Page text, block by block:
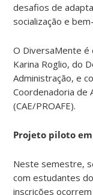
desafios de
socialização e
O DiversaMente
Karina Roglio, do
Administração, e
Coordenadoria de
(CAE/PROAFE).
Projeto piloto em
Neste semestre,
com estudantes
inscrições